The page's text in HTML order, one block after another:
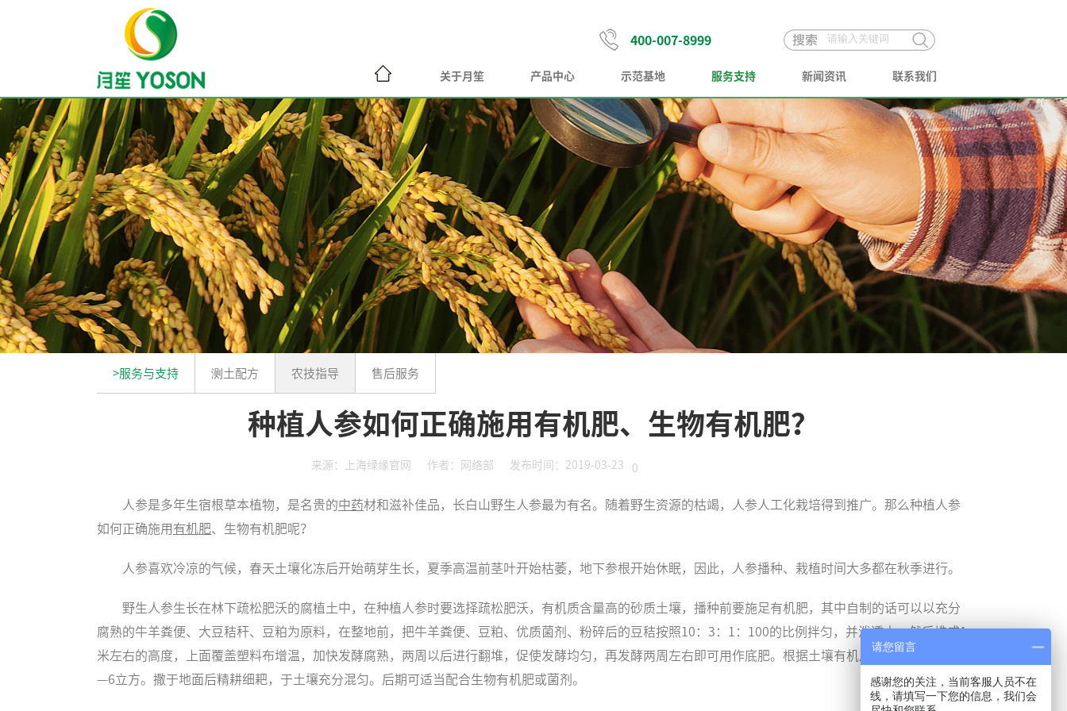
400-007-8999
关于月笙 产品中心 示范基地 服务支持 新闻资讯 联系我们
>服务与支持 测土配方 农技指导 售后服务
种植人参如何正确施用有机肥、生物有机肥？
来源：上海绿缘官网 作者：网络部 发布时间：2019-03-23 0
人参是多年生宿根草本植物，是名贵的中药材和滋补佳品，长白山野生人参最为有名。随着野生资源的枯竭，人参人工化栽培得到推广。那么种植人参
如何正确施用有机肥、 生物有机肥呢？
人参喜欢冷凉的气候，春天土壤化冻后开始萌芽生长，夏季高温前茎叶开始枯萎，地下参根开始休眠，因此，人参播种、栽植时间大多都在秋季进行。
野生人参生长在林下疏松肥沃的腐植土中，在种植人参时要选择疏松肥沃，有机质含量高的砂质土壤，播种前要施足有机肥，其中自制的话可以以充分
腐熟的牛羊粪便、大豆秸秆、豆粕为原料，在整地前，把牛羊粪便、豆粕、优质菌剂、粉碎后的豆秸按照10：3：1：100的比例拌匀，并泼透水，然后堆成1
米左右的高度，上面覆盖塑料布增温，加快发酵腐熟，两周以后进行翻堆，促使发酵均匀，再发酵两周左右即可用作底肥。根据土壤有机质含量情况，亩施4
—6立方。撒于地面后精耕细耙，于土壤充分混匀。后期可适当配合生物有机肥或菌剂。
请您留言
感谢您的关注，当前客服人员不在
线，请填写一下您的信息，我们会